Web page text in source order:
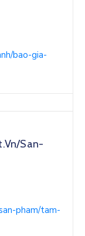
bao-gia-
san-
pham/tam-